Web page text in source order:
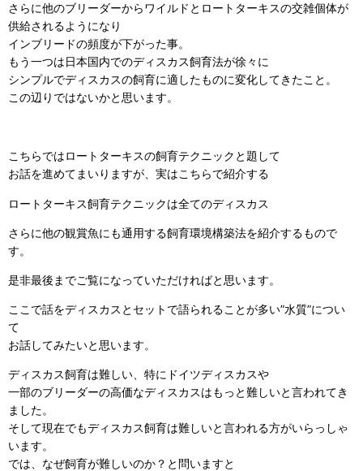
さらに他のブリーダーからワイルドとロートターキスの交雑個体が
供給されるようになり
インブリードの頻度が下がった事。
もう一つは日本国内でのディスカス飼育法が徐々に
シンプルでディスカスの飼育に適したものに変化してきたこと。
この辺りではないかと思います。
こちらではロートターキスの飼育テクニックと題して
お話を進めてまいりますが、実はこちらで紹介する
ロートターキス飼育テクニックは全てのディスカス
さらに他の観賞魚にも通用する飼育環境構築法を紹介するもので
す。
是非最後までご覧になっていただければと思います。
ここで話をディスカスとセットで語られることが多い”水質”につい
て
お話してみたいと思います。
ディスカス飼育は難しい、特にドイツディスカスや
一部のブリーダーの高価なディスカスはもっと難しいと言われてき
ました。
そして現在でもディスカス飼育は難しいと言われる方がいらっしゃ
います。
では、なぜ飼育が難しいのか？と問いますと